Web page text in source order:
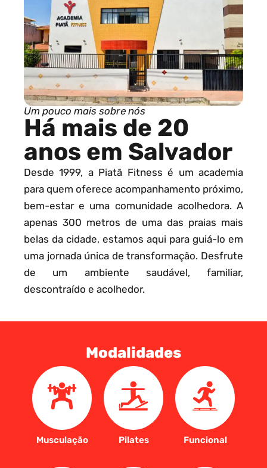
Um pouco mais sobre nós
Há mais de 20
anos em Salvador
Desde 1999, a Piatã Fitness é um academia
para quem oferece acompanhamento próximo,
bem-estar e uma comunidade acolhedora. A
apenas 300 metros de uma das praias mais
belas da cidade, estamos aqui para guiá-lo em
uma jornada única de transformação. Desfrute
de um ambiente saudável, familiar,
descontraído e acolhedor.
Modalidades
Musculação Pilates Funcional